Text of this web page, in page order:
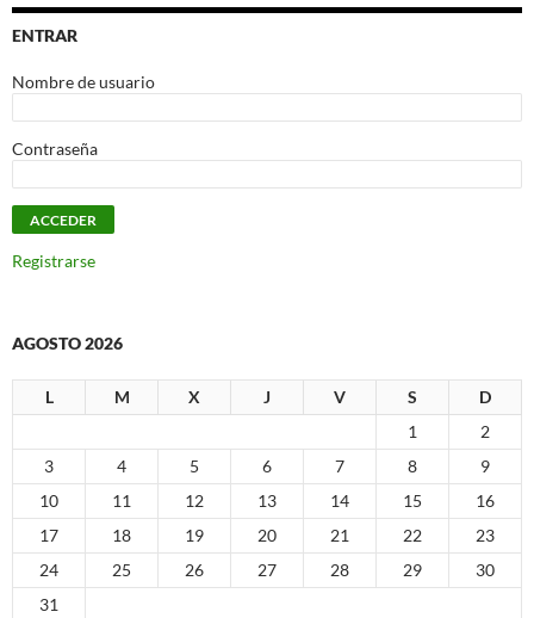
ENTRAR
Nombre de usuario
Contraseña
Registrarse
AGOSTO 2026
L M X J V S
D
1
2
3
4 5 6 7 8
9
10
11 12 13 14 15
16
17
18 19 20 21 22
23
24
25 26 27 28 29
30
31